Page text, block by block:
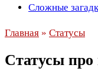
Сложные
Главная » Статусы
Статусы про